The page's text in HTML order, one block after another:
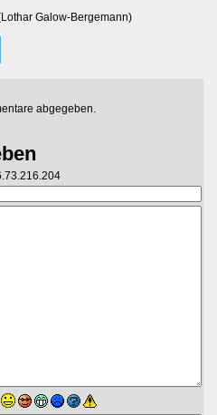
Galow-Bergemann)
abgegeben.